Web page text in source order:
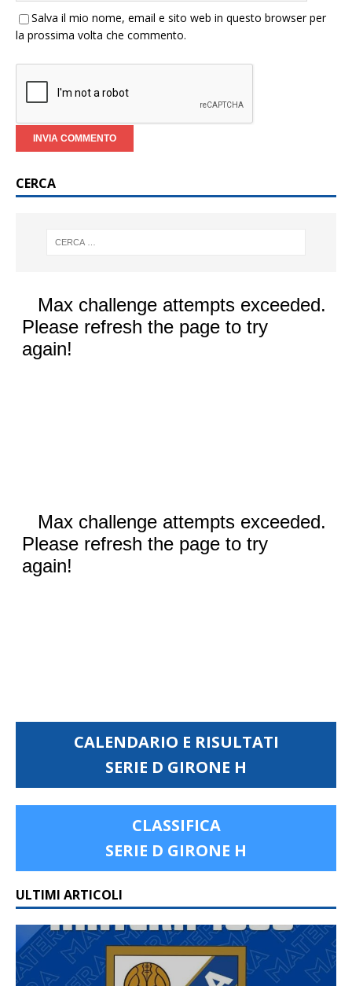
Salva il mio nome, email e sito web in questo browser per
la prossima volta che commento.
CERCA
CALENDARIO E RISULTATI
SERIE D GIRONE H
CLASSIFICA
SERIE D GIRONE H
ULTIMI ARTICOLI